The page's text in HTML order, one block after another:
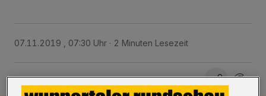
07.11.2019 , 07:30 Uhr 2 Minuten Lesezeit